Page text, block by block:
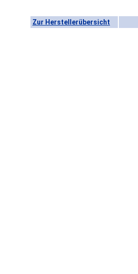
Zur Herstellerübersicht